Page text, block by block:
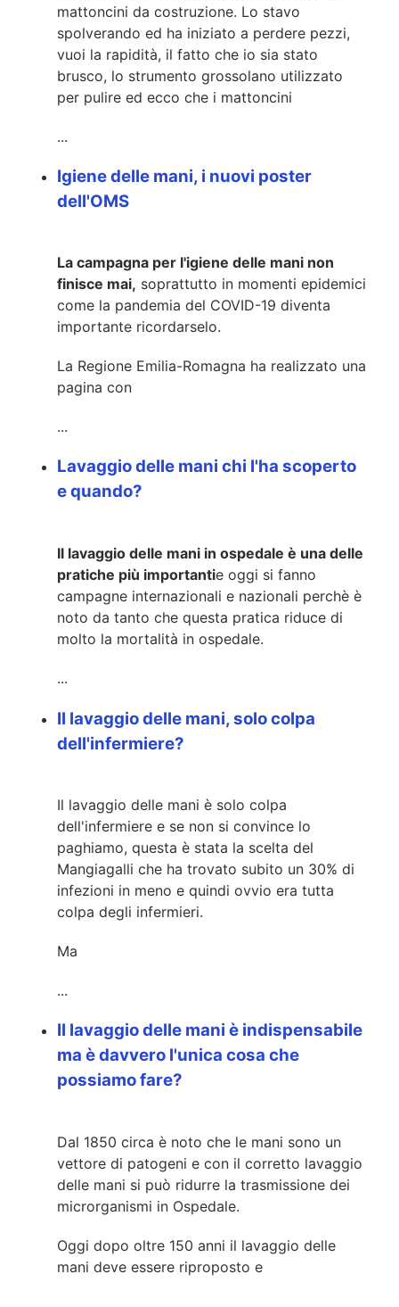
mattoncini da costruzione. Lo stavo
spolverando ed ha iniziato a perdere pezzi,
vuoi la rapidità, il fatto che io sia stato
brusco, lo strumento grossolano utilizzato
per pulire ed ecco che i mattoncini
...
Igiene delle mani, i nuovi poster
dell'OMS
La campagna per l'igiene delle mani non
finisce mai, soprattutto in momenti epidemici
come la pandemia del COVID-19 diventa
importante ricordarselo.
La Regione Emilia-Romagna ha realizzato una
pagina con
...
Lavaggio delle mani chi l'ha scoperto
e quando?
Il lavaggio delle mani in ospedale è una delle
pratiche più importantie oggi si fanno
campagne internazionali e nazionali perchè è
noto da tanto che questa pratica riduce di
molto la mortalità in ospedale.
...
Il lavaggio delle mani, solo colpa
dell'infermiere?
Il lavaggio delle mani è solo colpa
dell'infermiere e se non si convince lo
paghiamo, questa è stata la scelta del
Mangiagalli che ha trovato subito un 30% di
infezioni in meno e quindi ovvio era tutta
colpa degli infermieri.
Ma
...
Il lavaggio delle mani è indispensabile
ma è davvero l'unica cosa che
possiamo fare?
Dal 1850 circa è noto che le mani sono un
vettore di patogeni e con il corretto lavaggio
delle mani si può ridurre la trasmissione dei
microrganismi in Ospedale.
Oggi dopo oltre 150 anni il lavaggio delle
mani deve essere riproposto e